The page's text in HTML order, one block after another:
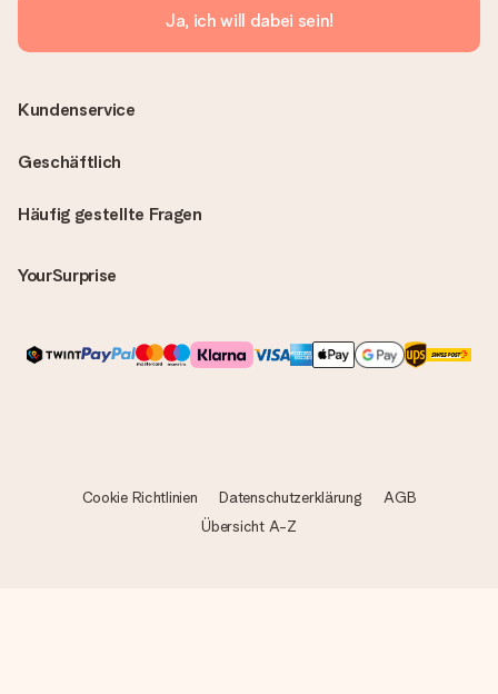
Ja, ich will dabei sein!
Häufig gestellte Fragen
YourSurprise
Kundenservice
Geschäftlich
Cookie Richtlinien Datenschutzerklärung
AGB
Übersicht A-Z